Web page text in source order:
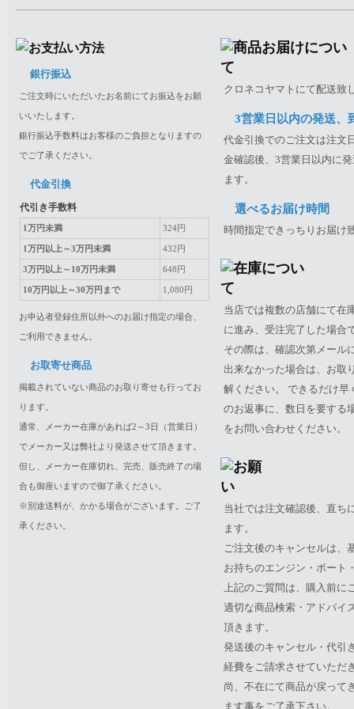
銀行振込
ご注文時にいただいたお名前にてお振込をお願
いいたします。
銀行振込手数料はお客様のご負担となりますの
でご了承ください。
代金引換
代引き手数料
1万円未満 324円
1万円以上～3万円未満 432円
3万円以上～10万円未満 648円
10万円以上～30万円まで 1,080円
お申込者登録住所以外へのお届け指定の場合、
ご利用できません。
お取寄せ商品
掲載されていない商品のお取り寄せも行ってお
ります。
通常、メーカー在庫があれば2～3日（営業日）
でメーカー又は弊社より発送させて頂きます。
但し、メーカー在庫切れ、完売、販売終了の場
合も御座いますので御了承ください。
※別途送料が、かかる場合がございます。ご了
承ください。
クロネコヤマトにて配送致
3営業日以内の発送、
代金引換でのご注文は注文
金確認後、3営業日以内に
ます。
選べるお届け時間
時間指定できっちりお届け
当店では複数の店舗にて在
に進み、受注完了した場合
その際は、確認次第メール
出来なかった場合は、お取
解ください。 できるだけ
のお返事に、数日を要する
をお問い合わせください。
当社では注文確認後、直ち
ます。
ご注文後のキャンセルは、
お持ちのエンジン・ボート
上記のご質問は、購入前に
適切な商品検索・アドバイ
頂きます。
発送後のキャンセル・代引
経費をご請求させていただ
尚、不在にて商品が戻って
ます事をご了承下さい。